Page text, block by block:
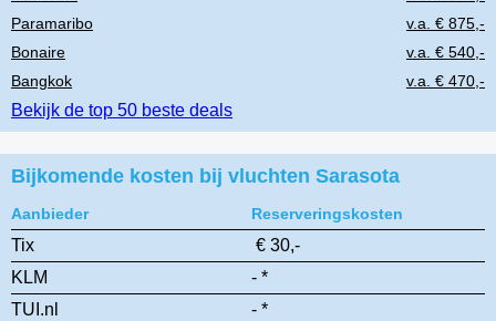
Paramaribo
v.a. € 875,-
Bonaire
v.a. € 540,-
Bangkok
v.a. € 470,-
Bekijk de top 50 beste deals
Bijkomende kosten bij vluchten Sarasota
Aanbieder Reserveringskosten
Tix
€ 30,-
KLM
- *
TUI.nl
- *